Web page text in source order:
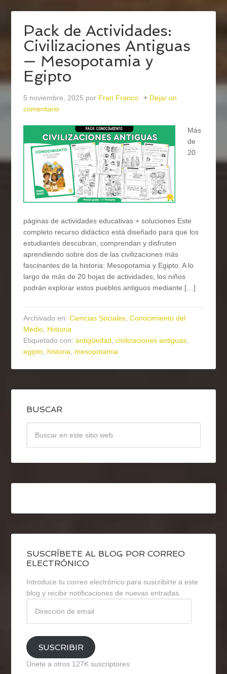
Pack de Actividades:
Civilizaciones Antiguas
— Mesopotamia y
Egipto
5 noviembre, 2025 por Fran Franco
Dejar un
comentario
Más
de
20
páginas de actividades educativas + soluciones Este
completo recurso didáctico está diseñado para que los
estudiantes descubran, comprendan y disfruten
aprendiendo sobre dos de las civilizaciones más
fascinantes de la historia: Mesopotamia y Egipto. A lo
largo de más de 20 hojas de actividades, los niños
podrán explorar estos pueblos antiguos mediante […]
Archivado en:Ciencias Sociales,Conocimiento del
Medio, Historia
Etiquetado con:antigüedad,civilizaciones antiguas,
egipto, historia, mesopotamia
BUSCAR
SUSCRÍBETE AL BLOG POR CORREO
ELECTRÓNICO
Introduce tu correo electrónico para suscribirte a este
blog y recibir notificaciones de nuevas entradas.
email
SUSCRIBIR
Únete a otros 127K suscriptores